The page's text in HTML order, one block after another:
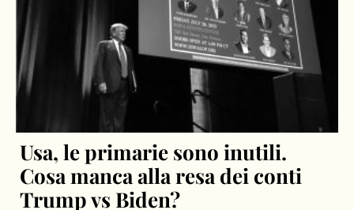
Usa, le primarie sono inutili.
Cosa manca alla resa dei conti
Trump vs Biden?